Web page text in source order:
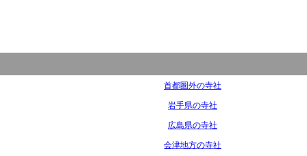
首都圏外の寺社
岩手県の寺社
広島県の寺社
会津地方の寺社